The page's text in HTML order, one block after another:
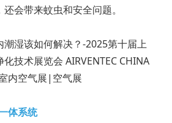
会带来蚊虫和安全问题。
体系统